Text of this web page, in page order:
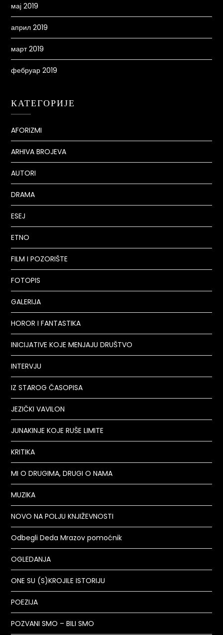
мај 2019
април 2019
март 2019
фебруар 2019
КАТЕГОРИЈЕ
AFORIZMI
ARHIVA BROJEVA
AUTORI
DRAMA
ESEJ
ETNO
FILM I POZORIŠTE
FOTOPIS
GALERIJA
HOROR I FANTASTIKA
INICIJATIVE KOJE MENJAJU DRUŠTVO
INTERVJU
IZ STAROG ČASOPISA
JEZIČKI VAVILON
JUNAKINJE KOJE RUŠE LIMITE
KRITIKA
MI O DRUGIMA, DRUGI O NAMA
MUZIKA
NOVO NA POLJU KNJIŽEVNOSTI
Odbegli Deda Mrazov pomoćnik
OGLEDANJA
ONE SU (S)KROJILE ISTORIJU
POEZIJA
POZVANI SMO – BILI SMO